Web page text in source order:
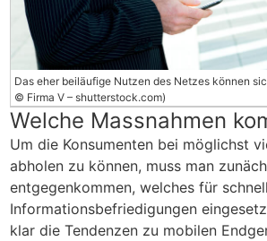
Das eher beiläufige Nutzen des Netzes können
© Firma V – shutterstock.com)
Welche Massnahmen
Um die Konsumenten bei möglichst
abholen zu können, muss man
entgegenkommen, welches für
Informationsbefriedigungen
klar die Tendenzen zu mobilen